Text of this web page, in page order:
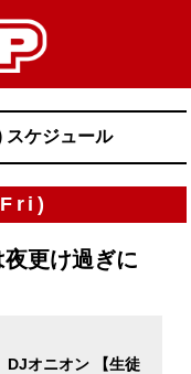
スケジュール
更け過ぎに
DJオニオン 【生徒